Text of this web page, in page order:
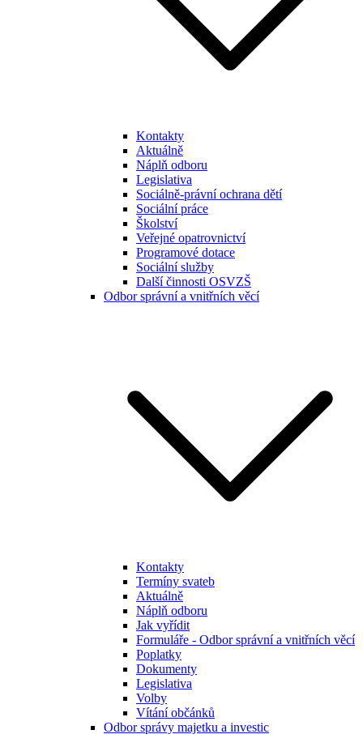
Kontakty
Aktuálně
Náplň odboru
Legislativa
Sociálně-právní ochrana dětí
Sociální práce
Školství
Veřejné opatrovnictví
Programové dotace
Sociální služby
Další činnosti OSVZŠ
Odbor správní a vnitřních věcí
Kontakty
Termíny svateb
Aktuálně
Náplň odboru
Jak vyřídit
Formuláře - Odbor správní a vnitřních věcí
Poplatky
Dokumenty
Legislativa
Volby
Vítání občánků
Odbor správy majetku a investic